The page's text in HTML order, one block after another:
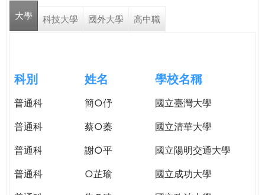
格。
e
e
r
e
大學 科技大學 國外大學 高中職
科別 姓名 學校名稱
普通科 簡○伃
國立臺灣大學
普通科
蔡○蓁
國立清華大學
普通科
謝○平
國立陽明交通大學
普通科
○芷瑜
國立成功大學